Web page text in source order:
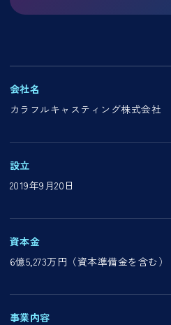
会社名
カラフルキャスティング株式会社
設立
2019年9月20日
資本金
6億5,273万円（資本準備金を含む）
事業内容